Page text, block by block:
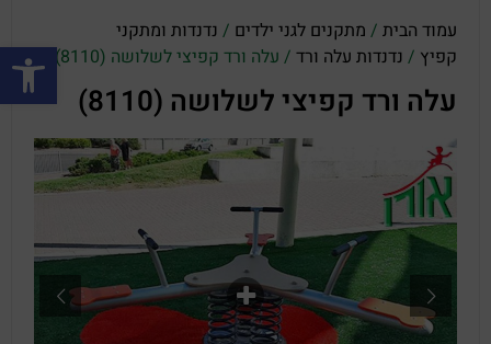
פתח
עמוד הבית / מתקנים לגני ילדים / נדנדות ומתקני
קפיץ / נדנדות עלה ורד / עלה ורד קפיצי לשלושה (8110)
עלה ורד קפיצי לשלושה (8110)